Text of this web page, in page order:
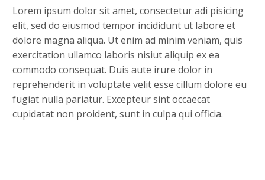
Lorem ipsum dolor sit amet, consectetur adi pisicing
elit, sed do eiusmod tempor incididunt ut labore et
dolore magna aliqua. Ut enim ad minim veniam, quis
exercitation ullamco laboris nisiut aliquip ex ea
commodo consequat. Duis aute irure dolor in
reprehenderit in voluptate velit esse cillum dolore eu
fugiat nulla pariatur. Excepteur sint occaecat
cupidatat non proident, sunt in culpa qui officia.